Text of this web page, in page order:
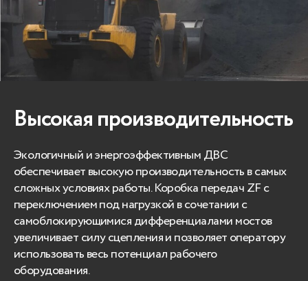
Высокая производительность
Экологичный и энергоэффективным ДВС
обеспечивает высокую производительность в самых
сложных условиях работы. Коробка передач ZF с
переключением под нагрузкой в сочетании с
самоблокирующимися дифференциалами мостов
увеличивает силу сцепления и позволяет оператору
использовать весь потенциал рабочего
оборудования.